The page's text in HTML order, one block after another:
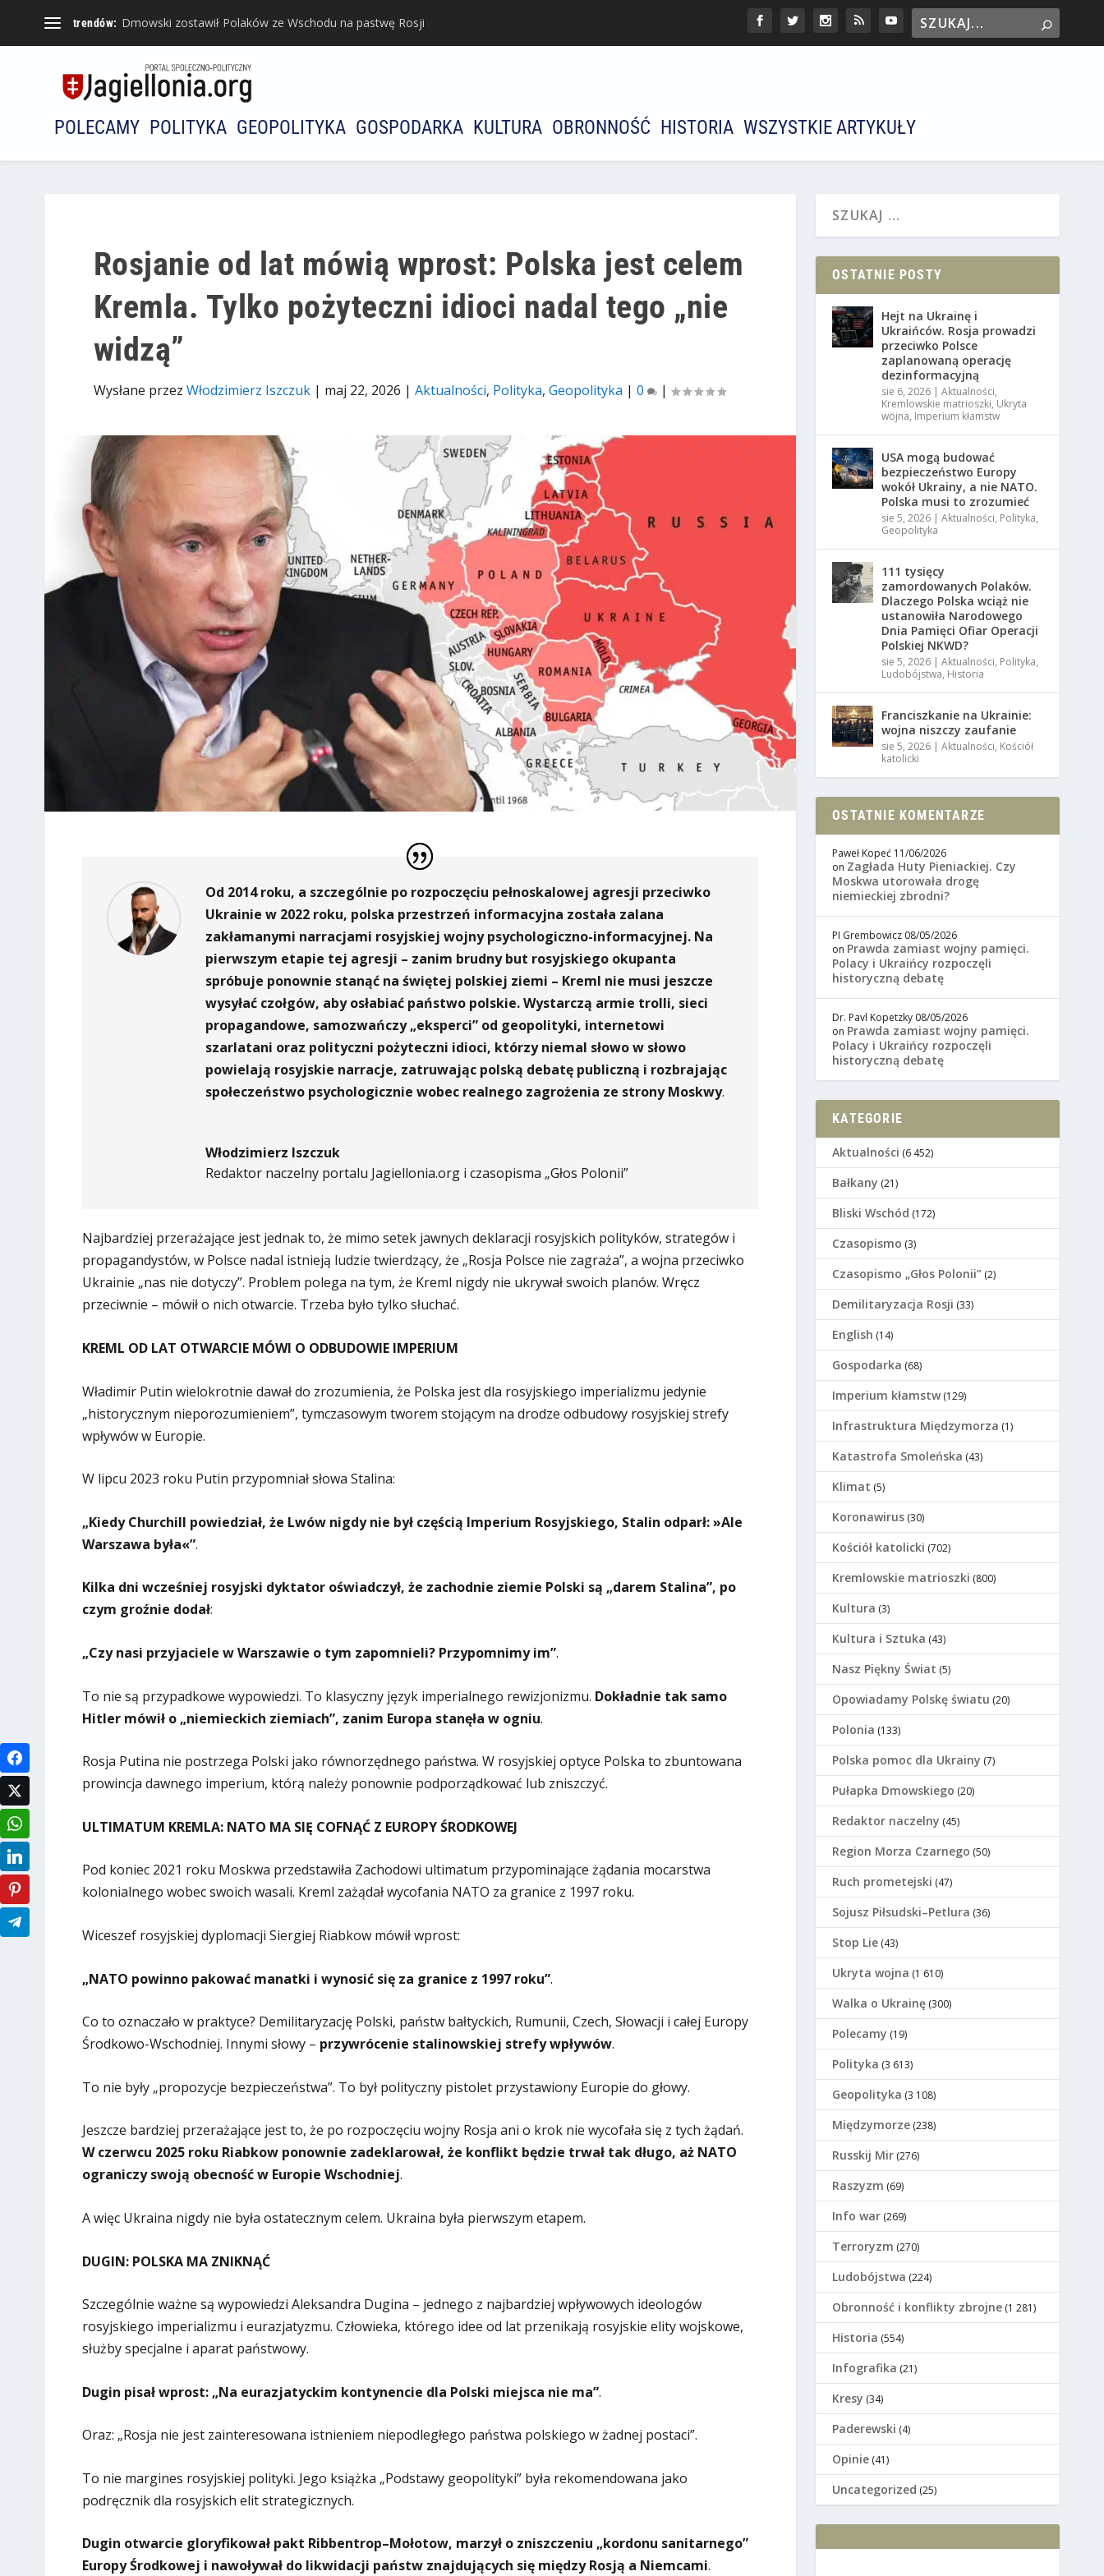
trendów: Dmowski zostawił Polaków ze Wschodu na pastwę Rosji
POLECAMY POLITYKA GEOPOLITYKA GOSPODARKA KULTURA OBRONNOŚĆ HISTORIA WSZYSTKIE ARTYKUŁY
Rosjanie od lat mówią wprost: Polska jest celem
Kremla. Tylko pożyteczni idioci nadal tego „nie
widzą”
Wysłane przez Włodzimierz Iszczuk| maj 22, 2026 | Aktualności, Polityka, Geopolityka | 0 |
Od 2014 roku, a szczególnie po rozpoczęciu pełnoskalowej agresji przeciwko
Ukrainie w 2022 roku, polska przestrzeń informacyjna została zalana
zakłamanymi narracjami rosyjskiej wojny psychologiczno-informacyjnej. Na
pierwszym etapie tej agresji – zanim brudny but rosyjskiego okupanta
spróbuje ponownie stanąć na świętej polskiej ziemi – Kreml nie musi jeszcze
wysyłać czołgów, aby osłabiać państwo polskie. Wystarczą armie trolli, sieci
propagandowe, samozwańczy „eksperci” od geopolityki, internetowi
szarlatani oraz polityczni pożyteczni idioci, którzy niemal słowo w słowo
powielają rosyjskie narracje, zatruwając polską debatę publiczną i rozbrajając
społeczeństwo psychologicznie wobec realnego zagrożenia ze strony Moskwy.
Włodzimierz Iszczuk
Redaktor naczelny portalu Jagiellonia.org i czasopisma „Głos Polonii”
Najbardziej przerażające jest jednak to, że mimo setek jawnych deklaracji rosyjskich polityków, strategów i
propagandystów, w Polsce nadal istnieją ludzie twierdzący, że „Rosja Polsce nie zagraża”, a wojna przeciwko
Ukrainie „nas nie dotyczy”. Problem polega na tym, że Kreml nigdy nie ukrywał swoich planów. Wręcz
przeciwnie – mówił o nich otwarcie. Trzeba było tylko słuchać.
KREML OD LAT OTWARCIE MÓWI O ODBUDOWIE IMPERIUM
Władimir Putin wielokrotnie dawał do zrozumienia, że Polska jest dla rosyjskiego imperializmu jedynie
„historycznym nieporozumieniem”, tymczasowym tworem stojącym na drodze odbudowy rosyjskiej strefy
wpływów w Europie.
W lipcu 2023 roku Putin przypomniał słowa Stalina:
„Kiedy Churchill powiedział, że Lwów nigdy nie był częścią Imperium Rosyjskiego, Stalin odparł: »Ale
Warszawa była«”.
Kilka dni wcześniej rosyjski dyktator oświadczył, że zachodnie ziemie Polski są „darem Stalina”, po
czym groźnie dodał:
„Czy nasi przyjaciele w Warszawie o tym zapomnieli? Przypomnimy im”.
To nie są przypadkowe wypowiedzi. To klasyczny język imperialnego rewizjonizmu. Dokładnie tak samo
Hitler mówił o „niemieckich ziemiach”, zanim Europa stanęła w ogniu.
Rosja Putina nie postrzega Polski jako równorzędnego państwa. W rosyjskiej optyce Polska to zbuntowana
prowincja dawnego imperium, którą należy ponownie podporządkować lub zniszczyć.
ULTIMATUM KREMLA: NATO MA SIĘ COFNĄĆ Z EUROPY ŚRODKOWEJ
Pod koniec 2021 roku Moskwa przedstawiła Zachodowi ultimatum przypominające żądania mocarstwa
kolonialnego wobec swoich wasali. Kreml zażądał wycofania NATO za granice z 1997 roku.
Wiceszef rosyjskiej dyplomacji Siergiej Riabkow mówił wprost:
„NATO powinno pakować manatki i wynosić się za granice z 1997 roku”.
Co to oznaczało w praktyce? Demilitaryzację Polski, państw bałtyckich, Rumunii, Czech, Słowacji i całej Europy
Środkowo-Wschodniej. Innymi słowy – przywrócenie stalinowskiej strefy wpływów.
To nie były „propozycje bezpieczeństwa”. To był polityczny pistolet przystawiony Europie do głowy.
Jeszcze bardziej przerażające jest to, że po rozpoczęciu wojny Rosja ani o krok nie wycofała się z tych żądań.
W czerwcu 2025 roku Riabkow ponownie zadeklarował, że konflikt będzie trwał tak długo, aż NATO
ograniczy swoją obecność w Europie Wschodniej.
A więc Ukraina nigdy nie była ostatecznym celem. Ukraina była pierwszym etapem.
DUGIN: POLSKA MA ZNIKNĄĆ
Szczególnie ważne są wypowiedzi Aleksandra Dugina – jednego z najbardziej wpływowych ideologów
rosyjskiego imperializmu i eurazjatyzmu. Człowieka, którego idee od lat przenikają rosyjskie elity wojskowe,
służby specjalne i aparat państwowy.
Dugin pisał wprost: „Na eurazjatyckim kontynencie dla Polski miejsca nie ma”.
Oraz: „Rosja nie jest zainteresowana istnieniem niepodległego państwa polskiego w żadnej postaci”.
To nie margines rosyjskiej polityki. Jego książka „Podstawy geopolityki” była rekomendowana jako
podręcznik dla rosyjskich elit strategicznych.
Dugin otwarcie gloryfikował pakt Ribbentrop–Mołotow, marzył o zniszczeniu „kordonu sanitarnego”
Europy Środkowej i nawoływał do likwidacji państw znajdujących się między Rosją a Niemcami.
OSTATNIE POSTY
Hejt na Ukrainę i
Ukraińców. Rosja prowadzi
przeciwko Polsce
zaplanowaną operację
dezinformacyjną
sie 6, 2026 |Aktualności,
Kremlowskie matrioszki, Ukryta
wojna, Imperium kłamstw
USA mogą budować
bezpieczeństwo Europy
wokół Ukrainy, a nie NATO.
Polska musi to zrozumieć
sie 5, 2026 |Aktualności, Polityka,
Geopolityka
111 tysięcy
zamordowanych Polaków.
Dlaczego Polska wciąż nie
ustanowiła Narodowego
Dnia Pamięci Ofiar Operacji
Polskiej NKWD?
sie 5, 2026 |Aktualności, Polityka,
Ludobójstwa, Historia
Franciszkanie na Ukrainie:
wojna niszczy zaufanie
sie 5, 2026 |Aktualności, Kościół
katolicki
OSTATNIE KOMENTARZE
Paweł Kopeć 11/06/2026
on Zagłada Huty Pieniackiej. Czy
Moskwa utorowała drogę
niemieckiej zbrodni?
PI Grembowicz 08/05/2026
on Prawda zamiast wojny pamięci.
Polacy i Ukraińcy rozpoczęli
historyczną debatę
Dr. Pavl Kopetzky 08/05/2026
on Prawda zamiast wojny pamięci.
Polacy i Ukraińcy rozpoczęli
historyczną debatę
KATEGORIE
Aktualności (6 452)
Bałkany (21)
Bliski Wschód (172)
Czasopismo (3)
Czasopismo „Głos Polonii” (2)
Demilitaryzacja Rosji (33)
English (14)
Gospodarka (68)
Imperium kłamstw (129)
Infrastruktura Międzymorza (1)
Katastrofa Smoleńska (43)
Klimat (5)
Koronawirus (30)
Kościół katolicki (702)
Kremlowskie matrioszki (800)
Kultura (3)
Kultura i Sztuka (43)
Nasz Piękny Świat (5)
Opowiadamy Polskę światu (20)
Polonia (133)
Polska pomoc dla Ukrainy (7)
Pułapka Dmowskiego (20)
Redaktor naczelny (45)
Region Morza Czarnego (50)
Ruch prometejski (47)
Sojusz Piłsudski–Petlura (36)
Stop Lie (43)
Ukryta wojna (1 610)
Walka o Ukrainę (300)
Polecamy (19)
Polityka (3 613)
Geopolityka (3 108)
Międzymorze (238)
Russkij Mir (276)
Raszyzm (69)
Info war (269)
Terroryzm (270)
Ludobójstwa (224)
Оbronność i konflikty zbrojne (1 281)
Historia (554)
Infografika (21)
Kresy (34)
Paderewski (4)
Opinie (41)
Uncategorized (25)